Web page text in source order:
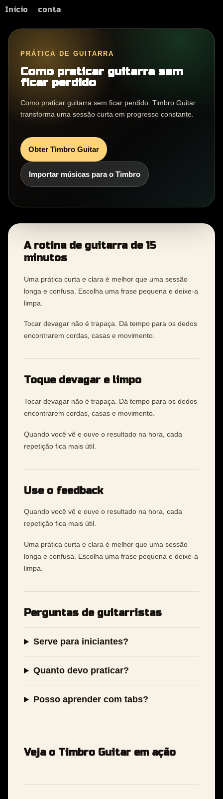
Início conta
PRÁTICA DE GUITARRA
Como praticar guitarra sem
ficar perdido
Como praticar guitarra sem ficar perdido. Timbro Guitar
transforma uma sessão curta em progresso constante.
Obter Timbro Guitar
Importar músicas para o Timbro
A rotina de guitarra de 15
minutos
Uma prática curta e clara é melhor que uma sessão
longa e confusa. Escolha uma frase pequena e deixe-a
limpa.
Tocar devagar não é trapaça. Dá tempo para os dedos
encontrarem cordas, casas e movimento.
Toque devagar e limpo
Tocar devagar não é trapaça. Dá tempo para os dedos
encontrarem cordas, casas e movimento.
Quando você vê e ouve o resultado na hora, cada
repetição fica mais útil.
Use o feedback
Quando você vê e ouve o resultado na hora, cada
repetição fica mais útil.
Uma prática curta e clara é melhor que uma sessão
longa e confusa. Escolha uma frase pequena e deixe-a
limpa.
Perguntas de guitarristas
Serve para iniciantes?
Quanto devo praticar?
Posso aprender com tabs?
Veja o Timbro Guitar em ação